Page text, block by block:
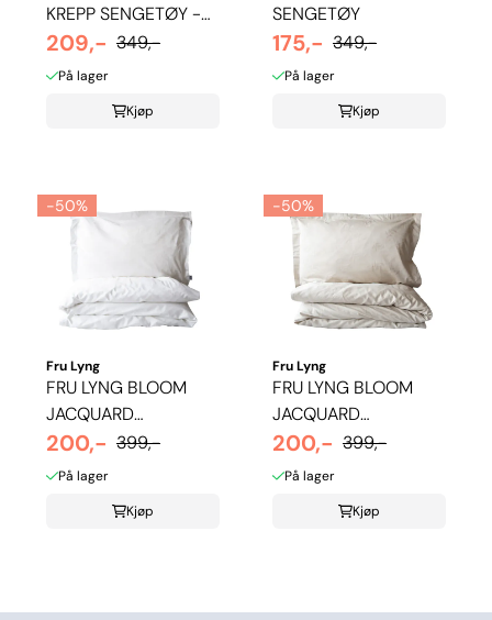
KREPP SENGETØY -
HVIT
209,- 349,-
På lager
Kjøp
SENGETØY
175,- 349,-
På lager
Kjøp
-50%
Fru Lyng
FRU LYNG BLOOM
JACQUARD
SENGETØY - HVIT
200,- 399,-
På lager
Kjøp
-50%
Fru Lyng
FRU LYNG BLOOM
JACQUARD
SENGETØY - BEIGE
200,- 399,-
På lager
Kjøp